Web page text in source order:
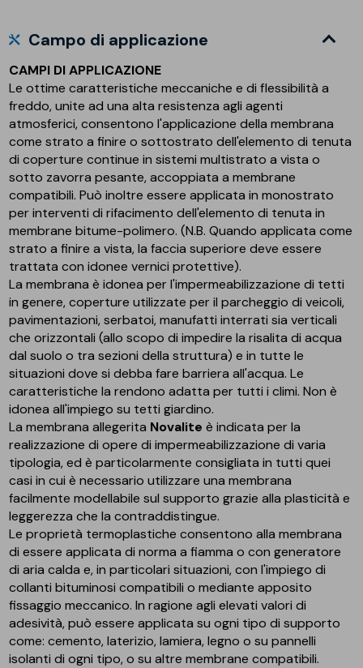
Campo di applicazione
CAMPI DI APPLICAZIONE
Le ottime caratteristiche meccaniche e di flessibilità a
freddo, unite ad una alta resistenza agli agenti
atmosferici, consentono l'applicazione della membrana
come strato a finire o sottostrato dell'elemento di tenuta
di coperture continue in sistemi multistrato a vista o
sotto zavorra pesante, accoppiata a membrane
compatibili. Può inoltre essere applicata in monostrato
per interventi di rifacimento dell'elemento di tenuta in
membrane bitume-polimero. (N.B. Quando applicata come
strato a finire a vista, la faccia superiore deve essere
trattata con idonee vernici protettive).
La membrana è idonea per l'impermeabilizzazione di tetti
in genere, coperture utilizzate per il parcheggio di veicoli,
pavimentazioni, serbatoi, manufatti interrati sia verticali
che orizzontali (allo scopo di impedire la risalita di acqua
dal suolo o tra sezioni della struttura) e in tutte le
situazioni dove si debba fare barriera all'acqua. Le
caratteristiche la rendono adatta per tutti i climi. Non è
idonea all'impiego su tetti giardino.
La membrana allegerita Novaliteè indicata per la
realizzazione di opere di impermeabilizzazione di varia
tipologia, ed è particolarmente consigliata in tutti quei
casi in cui è necessario utilizzare una membrana
facilmente modellabile sul supporto grazie alla plasticità e
leggerezza che la contraddistingue.
Le proprietà termoplastiche consentono alla membrana
di essere applicata di norma a fiamma o con generatore
di aria calda e, in particolari situazioni, con l'impiego di
collanti bituminosi compatibili o mediante apposito
fissaggio meccanico. In ragione agli elevati valori di
adesività, può essere applicata su ogni tipo di supporto
come: cemento, laterizio, lamiera, legno o su pannelli
isolanti di ogni tipo, o su altre membrane compatibili.